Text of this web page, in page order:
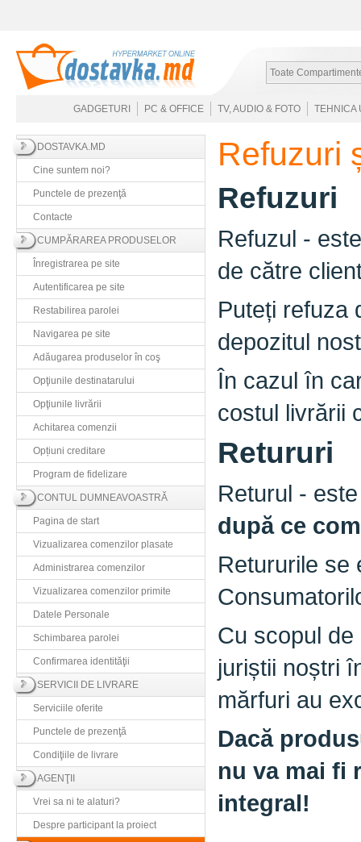
Toate
GADGETURI PC & OFFICE TV, AUDIO & FOTO TEHNICA
DOSTAVKA.MD
Cine suntem noi?
Punctele de prezenţă
Contacte
CUMPĂRAREA PRODUSELOR
Înregistrarea pe site
Autentificarea pe site
Restabilirea parolei
Navigarea pe site
Adăugarea produselor în coş
Opţiunile destinatarului
Opţiunile livrării
Achitarea comenzii
Opțiuni creditare
Program de fidelizare
CONTUL DUMNEAVOASTRĂ
Pagina de start
Vizualizarea comenzilor plasate
Administrarea comenzilor
Vizualizarea comenzilor primite
Datele Personale
Schimbarea parolei
Confirmarea identităţii
SERVICII DE LIVRARE
Serviciile oferite
Punctele de prezenţă
Condiţiile de livrare
AGENŢII
Vrei sa ni te alaturi?
Despre participant la proiect
Refuzuri
Refuzuri
Refuzul -
de către
Puteți refuza
depozitul
În cazul în
costul livrării
Retururi
Returul -
după ce
Retururile se
Cu scopul
juriștii noștri
mărfuri au
Dacă
nu va mai fi
integral!